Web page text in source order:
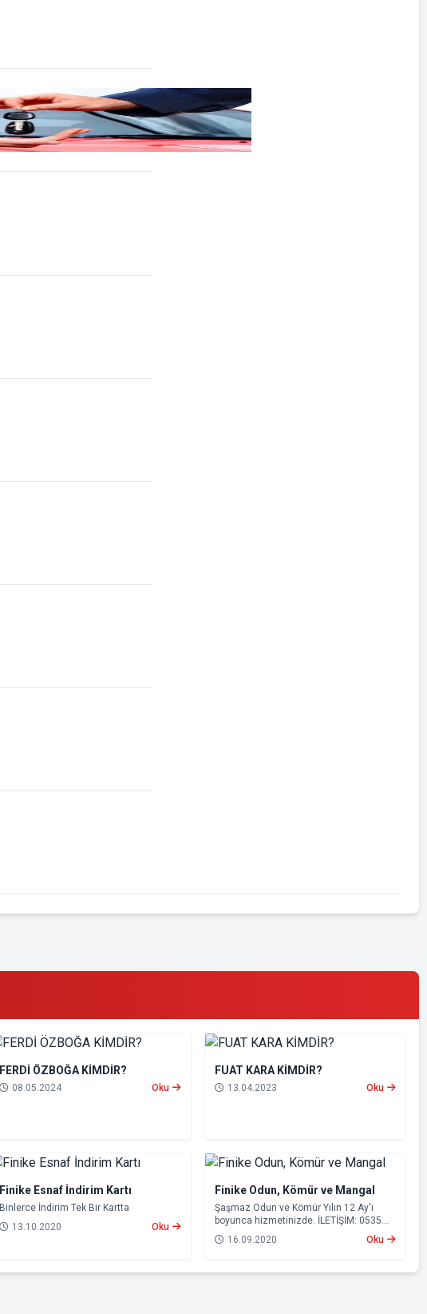
FERDİ ÖZBOĞA KİMDİR?
08.05.2024 Oku
FUAT KARA KİMDİR?
13.04.2023 Oku
Finike Esnaf İndirim Kartı
Binlerce İndirim Tek Bir Kartta
13.10.2020
Oku
Finike Odun, Kömür ve Mangal
Şaşmaz Odun ve Kömür Yılın 12 Ay'ı
boyunca hizmetinizde. İLETİŞİM: 0535
946 77 38 E-MAİL:
sasmazodunculuk-
serik@hotmail.com
16.09.2020 Oku